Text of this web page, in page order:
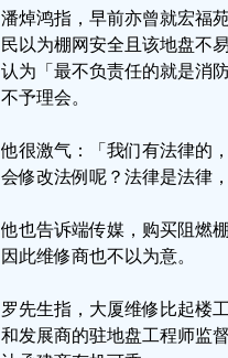
潘焯鸿指，早前亦曾就宏福
民以为棚网安全且该地盘不
认为「最不负责任的就是消
不予理会。
他很激气：「我们有法律的
会修改法例呢？法律是法律
他也告诉端传媒，购买阻燃
因此维修商也不以为意。
罗先生指，大厦维修比起楼
和发展商的驻地盘工程师监